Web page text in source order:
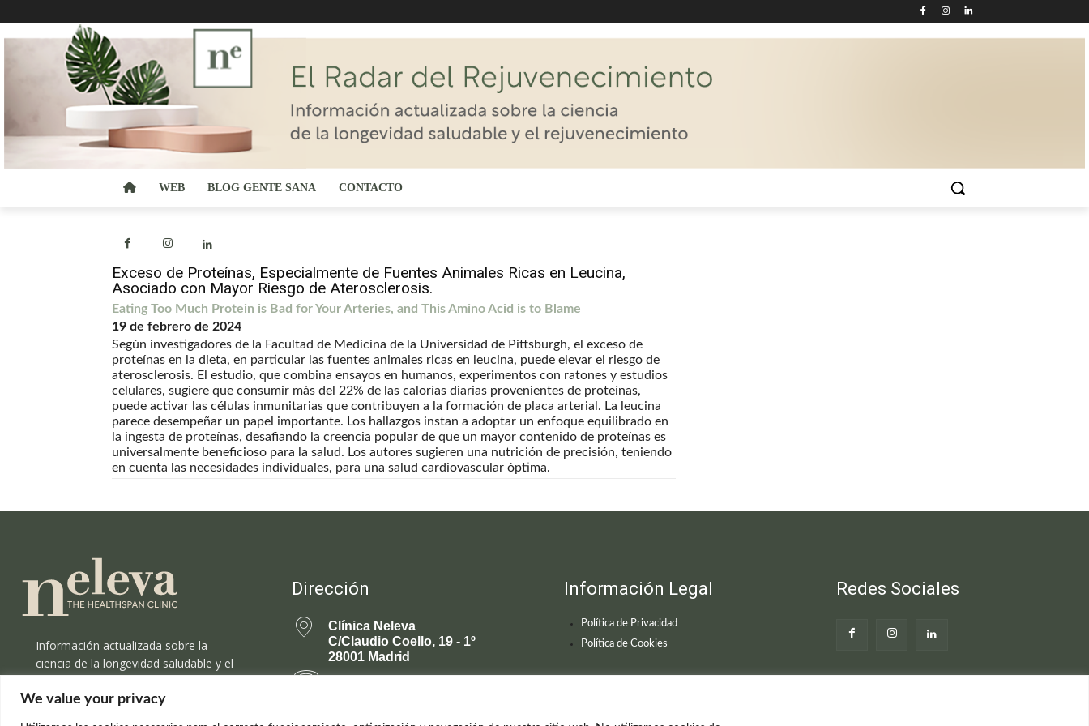
We value your privacy
WEB BLOG GENTE SANA CONTACTO
Exceso de Proteínas, Especialmente de Fuentes Animales Ricas en Leucina,
Asociado con Mayor Riesgo de Aterosclerosis.
Eating Too Much Protein is Bad for Your Arteries, and This Amino Acid is to Blame
19 de febrero de 2024
Según investigadores de la Facultad de Medicina de la Universidad de Pittsburgh, el exceso de
proteínas en la dieta, en particular las fuentes animales ricas en leucina, puede elevar el riesgo de
aterosclerosis. El estudio, que combina ensayos en humanos, experimentos con ratones y estudios
celulares, sugiere que consumir más del 22% de las calorías diarias provenientes de proteínas,
puede activar las células inmunitarias que contribuyen a la formación de placa arterial. La leucina
parece desempeñar un papel importante. Los hallazgos instan a adoptar un enfoque equilibrado en
la ingesta de proteínas, desafiando la creencia popular de que un mayor contenido de proteínas es
universalmente beneficioso para la salud. Los autores sugieren una nutrición de precisión, teniendo
en cuenta las necesidades individuales, para una salud cardiovascular óptima.
Información actualizada sobre la
ciencia de la longevidad saludable y el
Dirección
Clínica Neleva
C/Claudio Coello, 19 - 1º
28001 Madrid
Información Legal
Política de Privacidad
Política de Cookies
Redes Sociales